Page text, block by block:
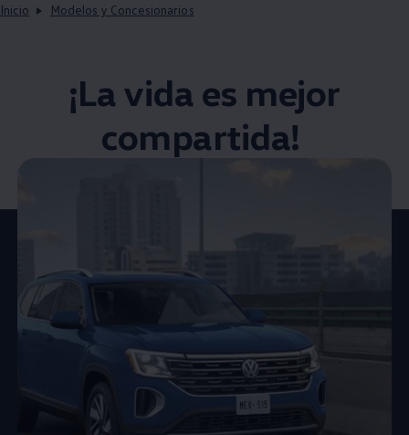
Inicio Modelos y Concesionarios
¡La vida es mejor
compartida! ​